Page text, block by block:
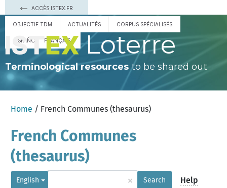
ACCÈS ISTEX.FR
OBJECTIF TDM ACTUALITÉS CORPUS SPÉCIALISÉS
ESPAÑOL FRANÇAIS Loterre
Terminological resourcesto be shared out
Home / French Communes (thesaurus)
French Communes
(thesaurus)
English × Search Help